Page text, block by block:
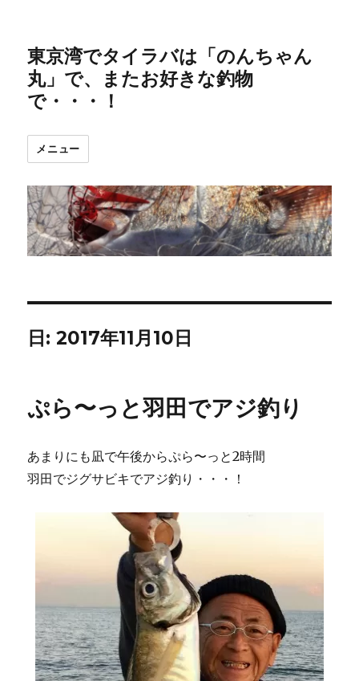
東京湾でタイラバは「のんちゃん
丸」で、またお好きな釣物
で・・・！
メニュー
日:2017年11月10日
ぷら〜っと羽田でアジ釣り
あまりにも凪で午後からぷら〜っと2時間
羽田でジグサビキでアジ釣り・・・！